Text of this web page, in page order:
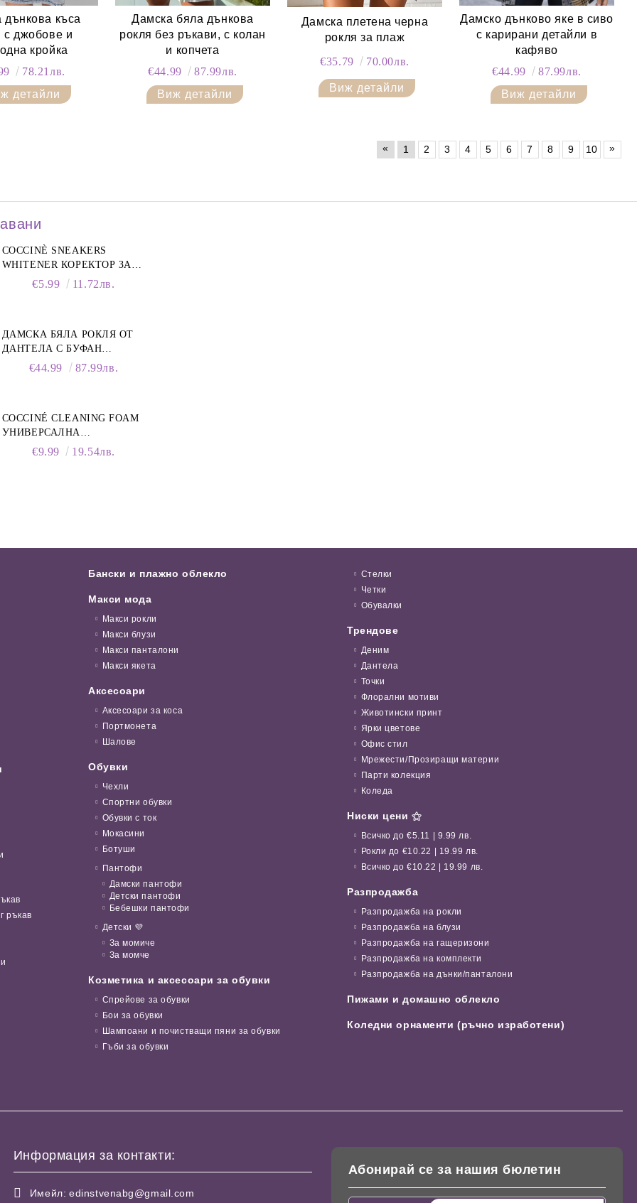
дънкова къса
с джобове и
кройка
78.21лв.
детайли
Дамска бяла дънкова
рокля без ръкави, с колан
и копчета
€44.99
87.99лв.
Виж детайли
Дамска плетена черна
рокля за плаж
€35.79 70.00лв.
Виж детайли
Дамско дънково яке в сиво
с карирани детайли в
кафяво
€44.99
87.99лв.
Виж детайли
« 1 2 3 4 5 6 7 8 9 10 »
COCCINÈ SNEAKERS
WHITENER КОРЕКТОР ЗА
БЕЛИ МАРАТОНКИ, 75 ML
€5.99 11.72лв.
ДАМСКА БЯЛА РОКЛЯ ОТ
ДАНТЕЛА С БУФАН
РЪКАВИ И ЯКА
€44.99 87.99лв.
COCCINÉ CLEANING FOAM
УНИВЕРСАЛНА
ПОЧИСТВАЩА ПЯНА ЗА
€9.99 19.54лв.
ръкав
Бански и плажно облекло
Макси мода
Макси рокли
Макси блузи
Макси панталони
Макси якета
Аксесоари
Аксесоари за коса
Портмонета
Шалове
Обувки
Чехли
Спортни обувки
Обувки с ток
Мокасини
Ботуши
Пантофи
Дамски пантофи
Детски пантофи
Бебешки пантофи
Детски 💜
За момиче
За момче
Козметика и аксесоари за обувки
Спрейове за обувки
Бои за обувки
Шампоани и почистващи пяни за обувки
Гъби за обувки
Стелки
Четки
Обувалки
Трендове
Деним
Дантела
Точки
Флорални мотиви
Животински принт
Ярки цветове
Офис стил
Мрежести/Прозиращи материи
Парти колекция
Коледа
Ниски цени ⚝
Всичко до €5.11 | 9.99 лв.
Рокли до €10.22 | 19.99 лв.
Всичко до €10.22 | 19.99 лв.
Разпродажба
Разпродажба на рокли
Разпродажба на блузи
Разпродажба на гащеризони
Разпродажба на комплекти
Разпродажба на дънки/панталони
Пижами и домашно облекло
Коледни орнаменти (ръчно изработени)
Информация за контакти:
Имейл: edinstvenabg@gmail.com
Абонирай се за нашия бюлетин